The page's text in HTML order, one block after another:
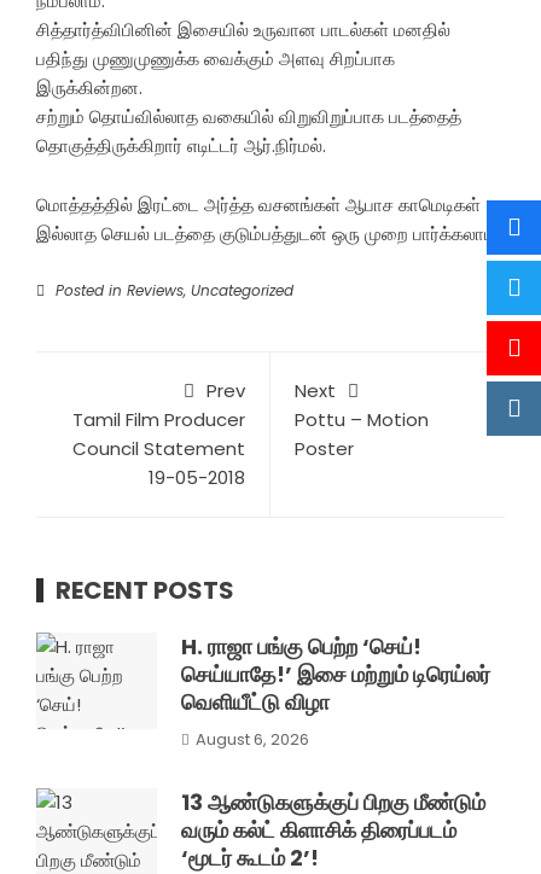
சித்தார்த்விபினின் இசையில் உருவான பாடல்கள் மனதில்
பதிந்து முணுமுணுக்க வைக்கும் அளவு சிறப்பாக
இருக்கின்றன.
சற்றும் தொய்வில்லாத வகையில் விறுவிறுப்பாக படத்தைத்
தொகுத்திருக்கிறார் எடிட்டர் ஆர்.நிர்மல்.
மொத்தத்தில் இரட்டை அர்த்த வசனங்கள் ஆபாச காமெடிகள்
இல்லாத செயல் படத்தை குடும்பத்துடன் ஒரு முறை பார்க்கலாம்.
Posted in Reviews, Uncategorized
Prev
Tamil Film Producer
Council Statement
19-05-2018
Next
Pottu – Motion
Poster
RECENT POSTS
H. ராஜா பங்கு பெற்ற ‘செய்!
செய்யாதே!’ இசை மற்றும் டிரெய்லர்
வெளியீட்டு விழா
August 6, 2026
13 ஆண்டுகளுக்குப் பிறகு மீண்டும்
வரும் கல்ட் கிளாசிக் திரைப்படம்
‘மூடர் கூடம் 2’!